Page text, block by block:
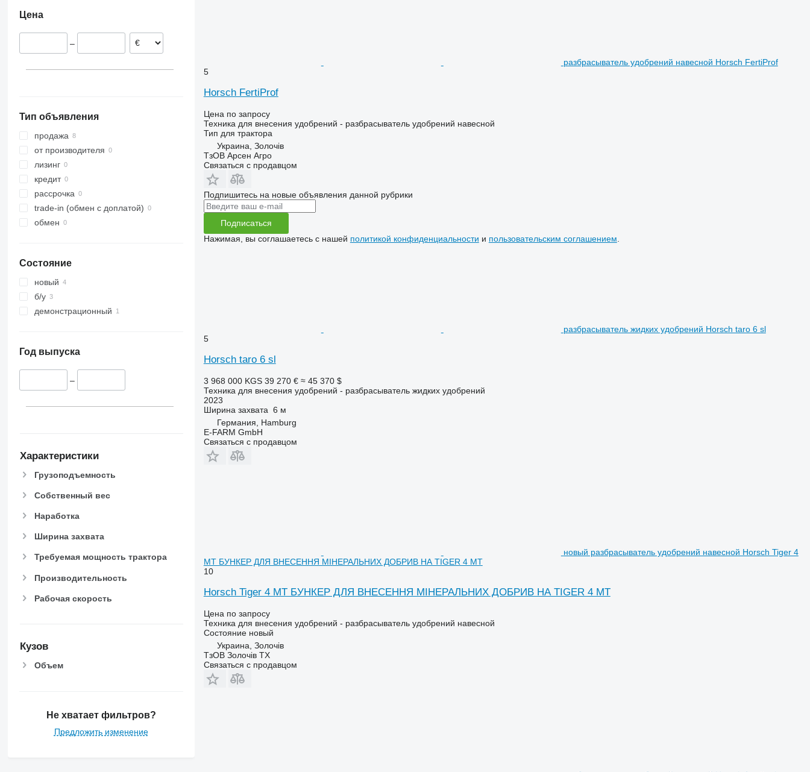
Цена
–
Тип объявления
продажа
от производителя
лизинг
кредит
рассрочка
trade-in (обмен с доплатой)
обмен
Состояние
новый
б/у
демонстрационный
Год выпуска
–
Характеристики
Грузоподъемность
Собственный вес
Наработка
Ширина захвата
Требуемая мощность трактора
Производительность
Рабочая скорость
Кузов
Объем
Не хватает фильтров?
Предложить изменение
разбрасыватель удобрений навесной Horsch FertiProf
5
Horsch FertiProf
Цена по запросу
Техника для внесения удобрений - разбрасыватель удобрений навесной
Тип для трактора
Украина, Золочів
ТзОВ Арсен Агро
Связаться с продавцом
Подпишитесь на новые объявления данной рубрики
Подписаться
Нажимая, вы соглашаетесь с нашей политикой конфиденциальности и пользовательским соглашением
разбрасыватель жидких удобрений Horsch taro 6 sl
5
Horsch taro 6 sl
3 968 000 KGS 39 270 € ≈ 45 370 $
Техника для внесения удобрений - разбрасыватель жидких удобрений
2023
Ширина захвата 6 м
Германия, Hamburg
E-FARM GmbH
Связаться с продавцом
новый разбрасыватель удобрений навесной Horsch Tiger 4
MT БУНКЕР ДЛЯ ВНЕСЕННЯ МІНЕРАЛЬНИХ ДОБРИВ НА TIGER 4 MT
10
Horsch Tiger 4 MT БУНКЕР ДЛЯ ВНЕСЕННЯ МІНЕРАЛЬНИХ ДОБРИВ НА TIGER 4 MT
Цена по запросу
Техника для внесения удобрений - разбрасыватель удобрений навесной
Состояниеновый
Украина, Золочів
ТзОВ Золочів ТХ
Связаться с продавцом